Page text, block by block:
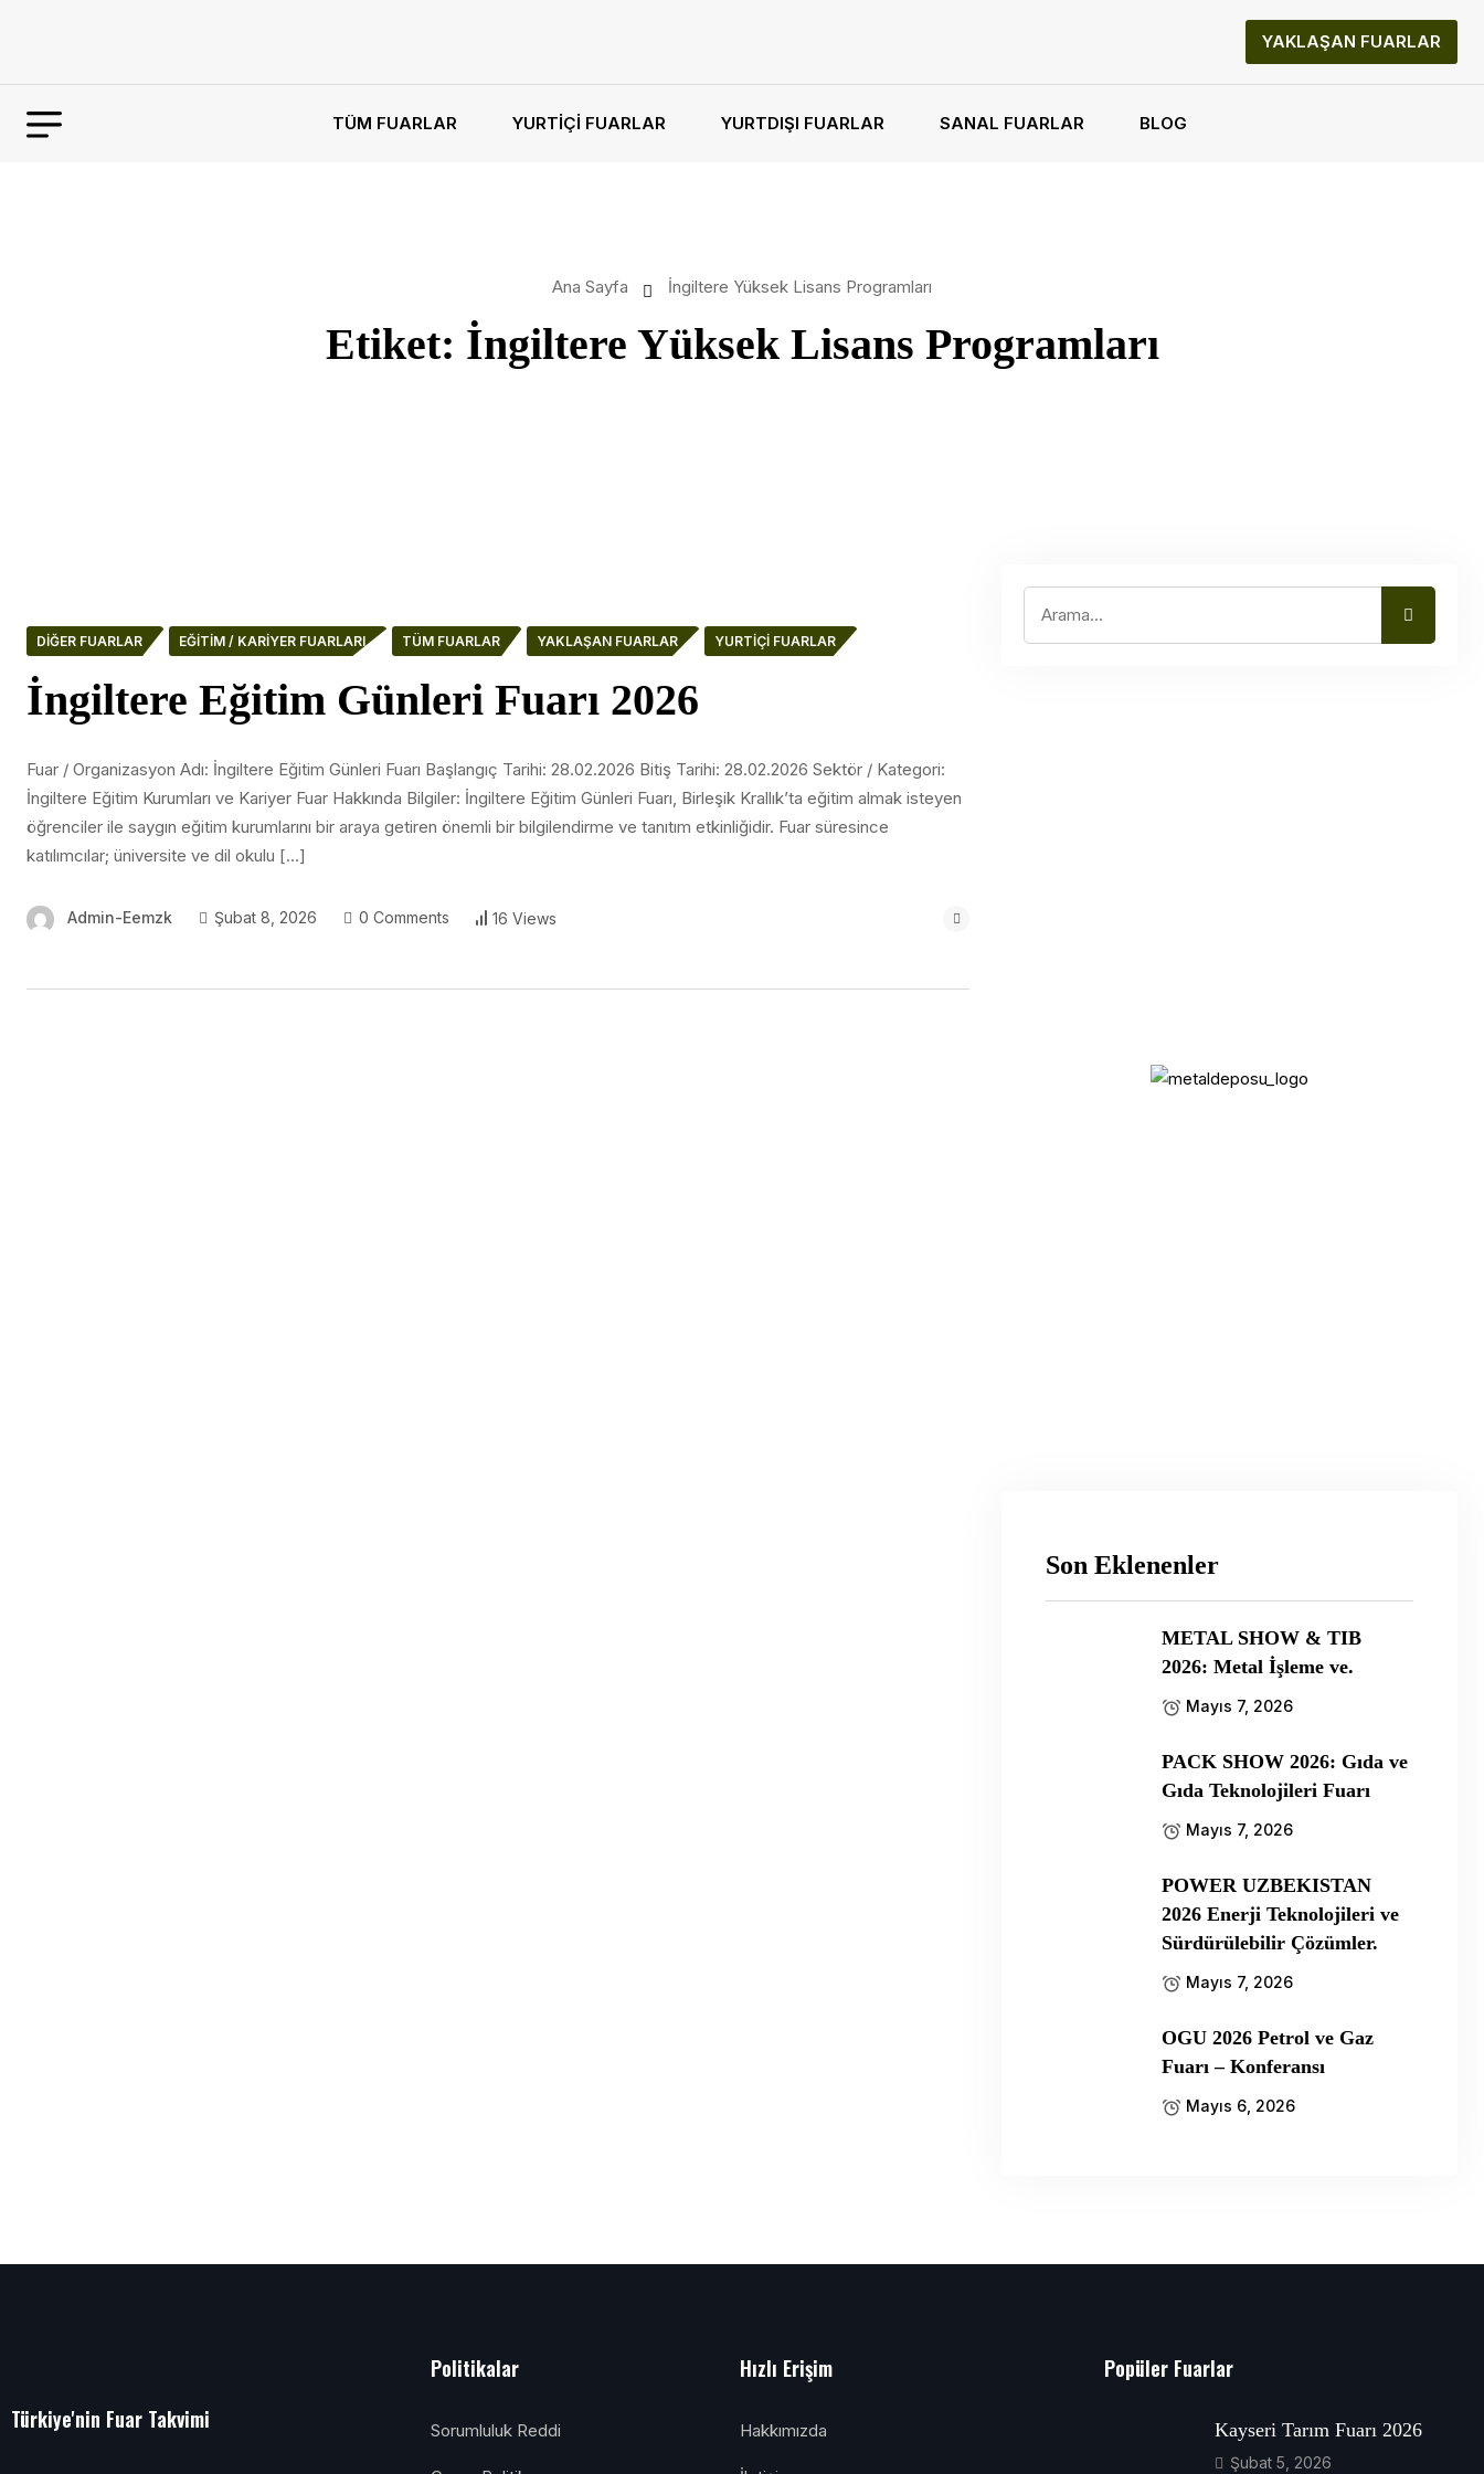
YAKLAŞAN FUARLAR
TÜM FUARLAR YURTIÇI FUARLAR YURTDIŞI FUARLAR SANAL FUARLAR BLOG
Ana Sayfa İngiltere Yüksek Lisans Programları
Etiket: İngiltere Yüksek Lisans Programları
DIĞER FUARLAR EĞITIM / KARIYER FUARLARI TÜM FUARLAR YAKLAŞAN FUARLAR YURTIÇI FUARLAR
İngiltere Eğitim Günleri Fuarı 2026
Fuar / Organizasyon Adı: İngiltere Eğitim Günleri Fuarı Başlangıç Tarihi: 28.02.2026 Bitiş Tarihi: 28.02.2026 Sektör / Kategori:
İngiltere Eğitim Kurumları ve Kariyer Fuar Hakkında Bilgiler: İngiltere Eğitim Günleri Fuarı, Birleşik Krallık’ta eğitim almak isteyen
öğrenciler ile saygın eğitim kurumlarını bir araya getiren önemli bir bilgilendirme ve tanıtım etkinliğidir. Fuar süresince
katılımcılar; üniversite ve dil okulu […]
Admin-Eemzk Şubat 8, 2026 0 Comments 16 Views
Son Eklenenler
METAL SHOW & TIB
2026: Metal İşleme ve.
Mayıs 7, 2026
PACK SHOW 2026: Gıda ve
Gıda Teknolojileri Fuarı
Mayıs 7, 2026
POWER UZBEKISTAN
2026 Enerji Teknolojileri ve
Sürdürülebilir Çözümler.
Mayıs 7, 2026
OGU 2026 Petrol ve Gaz
Fuarı – Konferansı
Mayıs 6, 2026
Türkiye'nin Fuar Takvimi
Politikalar
Sorumluluk Reddi
Hızlı Erişim
Hakkımızda
Popüler Fuarlar
Kayseri Tarım Fuarı 2026
Şubat 5, 2026